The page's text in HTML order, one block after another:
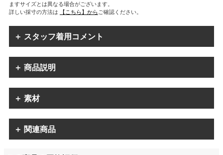
ますサイズとは異なる場合がございます。
詳しい採寸の方法は
【こちら】からご確認ください。
＋ スタッフ着用コメント
＋ 商品説明
＋ 素材
＋ 関連商品